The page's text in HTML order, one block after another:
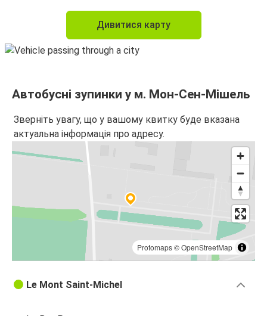
Дивитися карту
Автобусні зупинки у м. Мон-Сен-Мішель
Зверніть увагу, що у вашому квитку буде вказана
актуальна інформація про адресу.
Protomaps©OpenStreetMap
Le Mont Saint-Michel